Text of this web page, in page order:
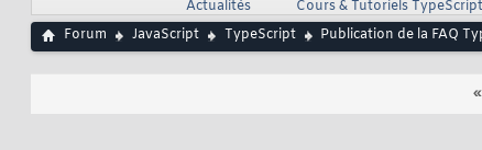
Actualités
Cours & Tutoriels TypeScript
Forum
JavaScript TypeScript Publication de la FAQ
«